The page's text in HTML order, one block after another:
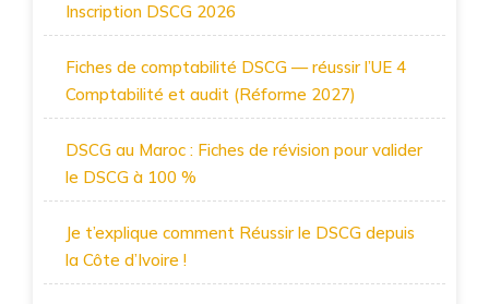
Inscription DSCG 2026
Fiches de comptabilité DSCG — réussir l’UE 4
Comptabilité et audit (Réforme 2027)
DSCG au Maroc : Fiches de révision pour valider
le DSCG à 100 %
Je t’explique comment Réussir le DSCG depuis
la Côte d’Ivoire !